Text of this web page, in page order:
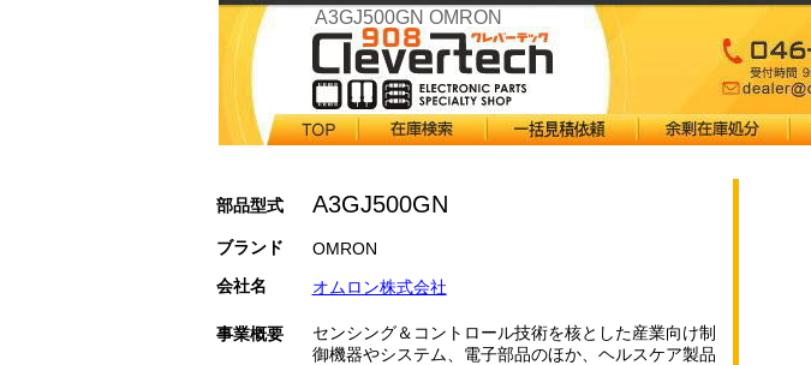
A3GJ500GN OMRON
部品型式 A3GJ500GN
ブランド
OMRON
会社名
オムロン株式会社
事業概要
センシング＆コントロール技術を核とした産業向け制
御機器やシステム、電子部品のほか、ヘルスケア製品